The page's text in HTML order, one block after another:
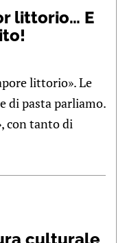
littorio… E
littorio». Le
di pasta parliamo.
con tanto di